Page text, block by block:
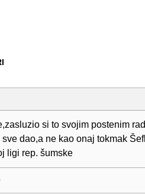
si to svojim postenim
dao,a ne kao onaj tokmak
ligi rep. šumske